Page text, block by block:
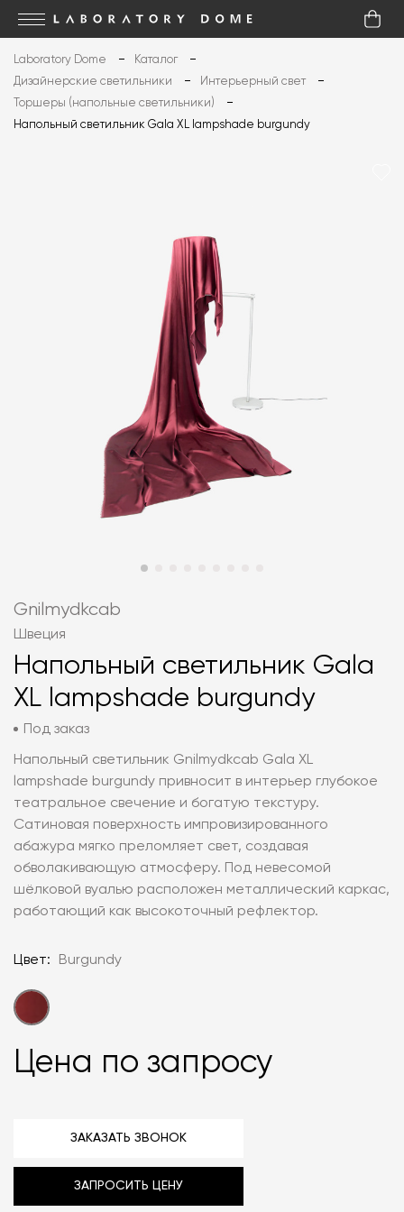
Laboratory Dome
Каталог
Дизайнерские светильники
Интерьерный свет
Торшеры (напольные светильники)
Напольный светильник Gala XL lampshade burgundy
Gnilmydkcab
Швеция
Напольный светильник Gala
XL lampshade burgundy
Под заказ
Напольный светильник Gnilmydkcab Gala XL
lampshade burgundy привносит в интерьер глубокое
театральное свечение и богатую текстуру.
Сатиновая поверхность импровизированного
абажура мягко преломляет свет, создавая
обволакивающую атмосферу. Под невесомой
шёлковой вуалью расположен металлический каркас,
работающий как высокоточный рефлектор.
Цвет: Burgundy
Цена по запросу
ЗАКАЗАТЬ ЗВОНОК
ЗАПРОСИТЬ ЦЕНУ